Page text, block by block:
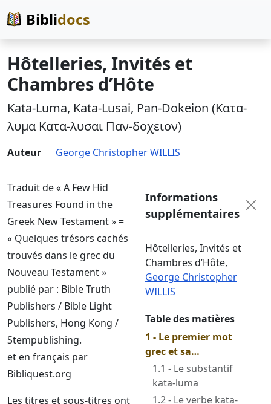
Biblidocs
Hôtelleries, Invités et
Chambres d’Hôte
Kata-Luma, Kata-Lusai, Pan-Dokeion (Κατα-
λυμα Κατα-λυσαι Παν-δοχειον)
Auteur George Christopher WILLIS
Traduit de « A Few Hid
Treasures Found in the
Greek New Testament » =
« Quelques trésors cachés
trouvés dans le grec du
Nouveau Testament »
publié par : Bible Truth
Publishers / Bible Light
Publishers, Hong Kong /
Stempublishing.
et en français par
Bibliquest.org
Les titres et sous-titres ont
Informations
supplémentaires
Hôtelleries, Invités et
Chambres d’Hôte,
George Christopher
WILLIS
Table des matières
1 - Le premier mot
grec et sa
signification
1.1 - Le substantif
kata-luma
1.2 - Le verbe kata-